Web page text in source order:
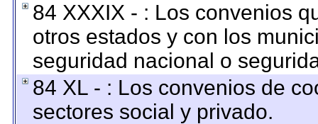
84 XXXIX - : Los convenios
otros estados y con los
seguridad nacional o
84 XL - : Los convenios de
sectores social y privado.